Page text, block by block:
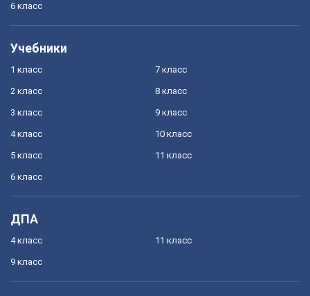
6 класс
Учебники
1 класс
2 класс
3 класс
4 класс
5 класс
6 класс
7 класс
8 класс
9 класс
10 класс
11 класс
ДПА
4 класс
9 класс
11 класс